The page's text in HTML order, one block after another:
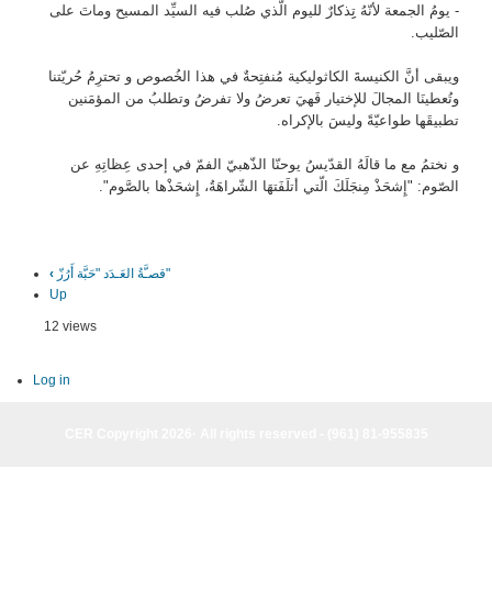
- يومُ الجمعة لأنّهُ تِِذكارٌ لليوم الّذي صُلب فيه السيِّد المسيح وماتَ على
الصّليب.
ويبقى أنَّ الكنيسةَ الكاثوليكية مُنفتِحةٌ في هذا الخُصوص و تحترِمُ حُريّتنا
وتُعطينَا المجالَ للإختيار فَهيَ تعرضُ ولا تفرضُ وتطلبُ من المؤمَنين
تطبيقَها طواعيّةً وليسَ بالإكراه.
و نختمُ مع ما قالَهُ القدّيسُ يوحنّا الذّهبيّ الفمّ في إحدى عِظاتِهِ عن
الصّوم: "إِشحَذْ مِنجَلَكَ الّتي أتلَفَتهَا الشّراهَةُ، إِشحَذْها بالصَّوم".
‹
قصـَّةُ العَـدَد "حَبَّة أَرُزّ"
Up
12 views
Log in